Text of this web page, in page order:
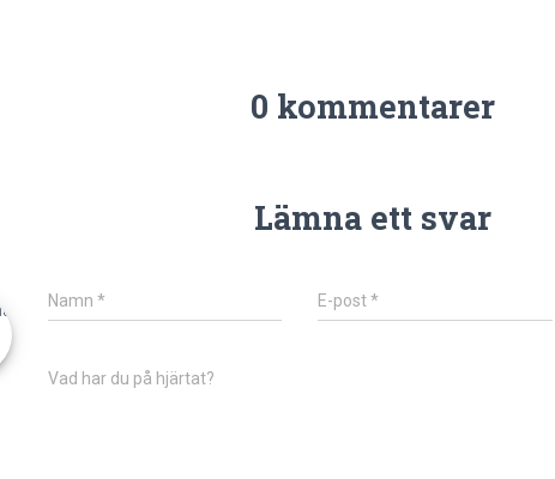
0 kommentarer
Lämna ett svar
Namn * E-post*
Vad har du på hjärtat?